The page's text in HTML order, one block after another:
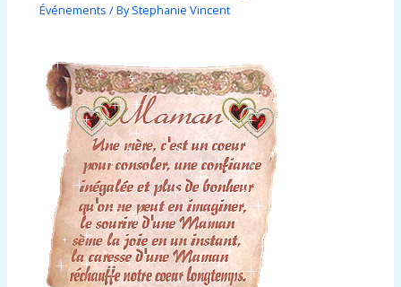
Événements / ByStephanie Vincent